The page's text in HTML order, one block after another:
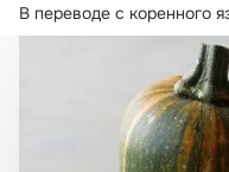
В переводе с коренного